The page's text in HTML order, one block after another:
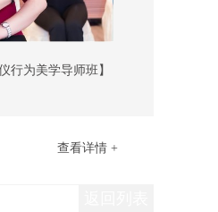
行为美学导师班】
查看详情 +